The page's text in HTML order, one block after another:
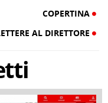
COPERTINA
AL DIRETTORE